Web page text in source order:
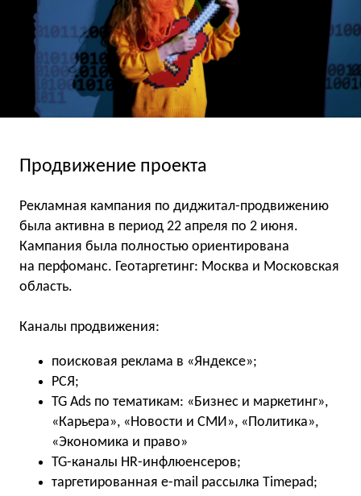
Продвижение проекта
Рекламная кампания по диджитал-продвижению
была активна в период 22 апреля по 2 июня.
Кампания была полностью ориентирована
на перфоманс. Геотаргетинг: Москва и Московская
область.
Каналы продвижения:
поисковая реклама в «Яндексе»;
РСЯ;
TG Ads по тематикам: «Бизнес и маркетинг»,
«Карьера», «Новости и СМИ», «Политика»,
«Экономика и право»
TG-каналы HR-инфлюенсеров;
таргетированная e-mail рассылка Timepad;